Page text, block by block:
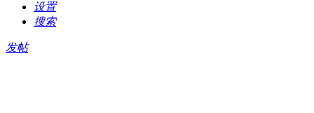
设置
搜索
发帖